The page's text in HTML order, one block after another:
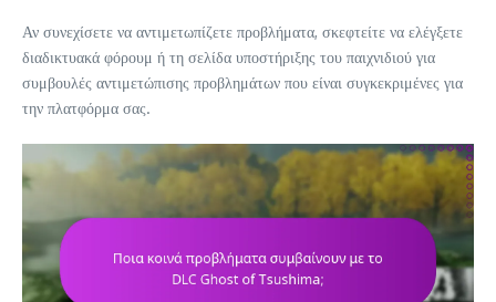
Αν συνεχίσετε να αντιμετωπίζετε προβλήματα, σκεφτείτε να ελέγξετε
διαδικτυακά φόρουμ ή τη σελίδα υποστήριξης του παιχνιδιού για
συμβουλές αντιμετώπισης προβλημάτων που είναι συγκεκριμένες για
την πλατφόρμα σας.